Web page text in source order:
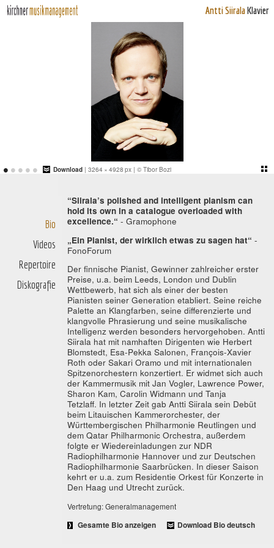
Download | 3264 × 4928 px | © Tibor Bozi
•••••
Antti SiiralaKlavier
Bio
Videos
Repertoire
Diskografie
“Siirala’s polished and intelligent pianism can
hold its own in a catalogue overloaded with
excellence.“ - Gramophone
„Ein Pianist, der wirklich etwas zu sagen hat“ -
FonoForum
Der finnische Pianist, Gewinner zahlreicher erster
Preise, u.a. beim Leeds, London und Dublin
Wettbewerb, hat sich als einer der besten
Pianisten seiner Generation etabliert. Seine reiche
Palette an Klangfarben, seine differenzierte und
klangvolle Phrasierung und seine musikalische
Intelligenz werden besonders hervorgehoben. Antti
Siirala hat mit namhaften Dirigenten wie Herbert
Blomstedt, Esa-Pekka Salonen, François-Xavier
Roth oder Sakari Oramo und mit internationalen
Spitzenorchestern konzertiert. Er widmet sich auch
der Kammermusik mit Jan Vogler, Lawrence Power,
Sharon Kam, Carolin Widmann und Tanja
Tetzlaff. In letzter Zeit gab Antti Siirala sein Debüt
beim Litauischen Kammerorchester, der
Württembergischen Philharmonie Reutlingen und
dem Qatar Philharmonic Orchestra, außerdem
folgte er Wiedereinladungen zur NDR
Radiophilharmonie Hannover und zur Deutschen
Radiophilharmonie Saarbrücken. In dieser Saison
kehrt er u.a. zum Residentie Orkest für Konzerte in
Den Haag und Utrecht zurück.
Vertretung: Generalmanagement
Gesamte Bio anzeigen
Download Bio deutsch